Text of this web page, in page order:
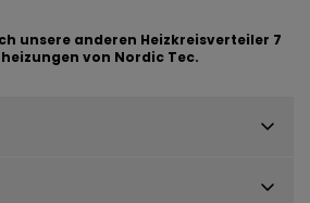
unsere anderen Heizkreisverteiler 7
von Nordic Tec.